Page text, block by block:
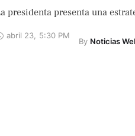
presidenta presenta una
abril 23, 5:30 PM
By Noticias